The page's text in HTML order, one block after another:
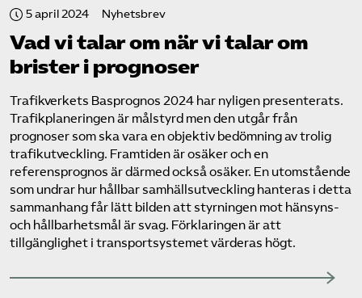
5 april 2024 Nyhetsbrev
Vad vi talar om när vi talar om
brister i prognoser
Trafikverkets Basprognos 2024 har nyligen presenterats.
Trafikplaneringen är målstyrd men den utgår från
prognoser som ska vara en objektiv bedömning av trolig
trafikutveckling. Framtiden är osäker och en
referensprognos är därmed också osäker. En utomstående
som undrar hur hållbar samhällsutveckling hanteras i detta
sammanhang får lätt bilden att styrningen mot hänsyns-
och hållbarhetsmål är svag. Förklaringen är att
tillgänglighet i transportsystemet värderas högt.